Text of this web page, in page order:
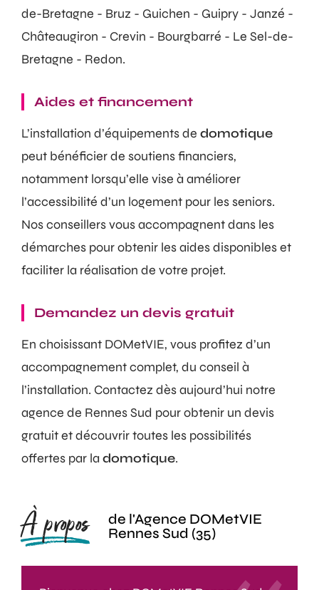
de-Bretagne - Bruz - Guichen - Guipry - Janzé -
Châteaugiron - Crevin - Bourgbarré - Le Sel-de-
Bretagne - Redon.
Aides et financement
L’installation d’équipements de domotique
peut bénéficier de soutiens financiers,
notamment lorsqu’elle vise à améliorer
l’accessibilité d’un logement pour les seniors.
Nos conseillers vous accompagnent dans les
démarches pour obtenir les aides disponibles et
faciliter la réalisation de votre projet.
Demandez un devis gratuit
En choisissant DOMetVIE, vous profitez d’un
accompagnement complet, du conseil à
l’installation. Contactez dès aujourd’hui notre
agence de Rennes Sud pour obtenir un devis
gratuit et découvrir toutes les possibilités
offertes par la domotique.
À propos
de l'Agence DOMetVIE
Rennes Sud (35)